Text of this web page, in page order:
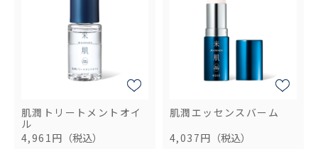
肌潤トリートメントオイ
ル
4,961円 （税込）
肌潤エッセンスバーム
4,037円 （税込）